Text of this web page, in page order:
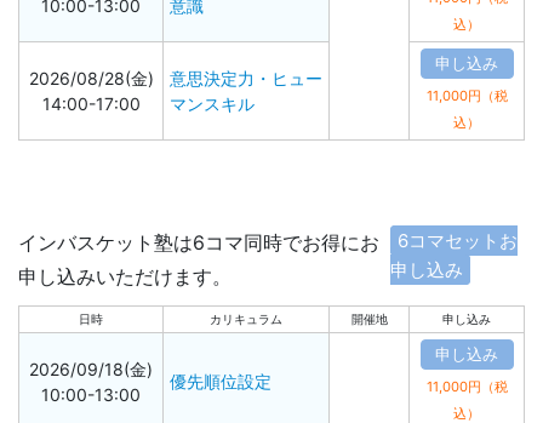
10:00-13:00
意識
込）
2026/08/28(金)
14:00-17:00
意思決定力・ヒュー
マンスキル
申し込み
11,000円（税
込）
インバスケット塾は6コマ同時でお得にお
申し込みいただけます。
6コマセットお
申し込み
日時 カリキュラム 開催地 申し込み
2026/09/18(金)
10:00-13:00
優先順位設定
申し込み
11,000円（税
込）